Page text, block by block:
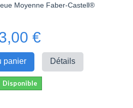
Moyenne Faber-Castell®
€
panier Détails
Disponible